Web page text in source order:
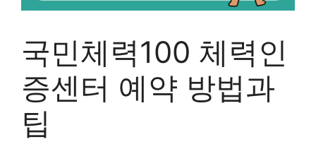
국민체력100 체력인
증센터 예약 방법과
팁